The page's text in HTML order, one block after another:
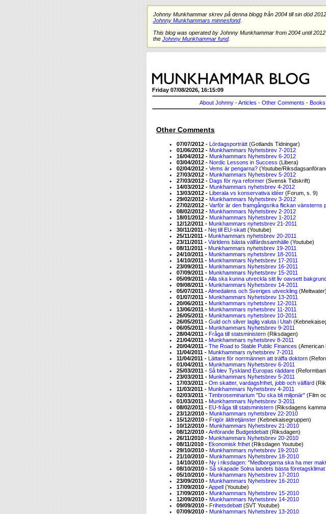
Johnny Munkhammar skrev på denna blogg från 2004 till sin död
Johnny Munkhammars minnesfond.
This blog was operated by Johnny Munkhammar from 2004 until
the Johnny Munkhammar fund.
Friday 07/08/2026, 16:15:09
About Johnny -Articles - Other Comments -
Other Comments
07/07/2012 - Lördagsporträtt (Gotlands Tidningar)
01/06/2012 - Munkhammars Nyhetsbrev 7-2012
16/04/2012 - Munkhammars Nyhetsbrev 6-2012
03/04/2012 - Nordic Lessons in Success (Libera)
02/04/2012 - Vems är pengarna? (Youtube/
27/03/2012 - Munkhammars Nyhetsbrev 5-2012
27/03/2012 - Dags för nya reformer (Svensk Tidskrift)
14/03/2012 - Munkhammars nyhetsbrev 4-2012
13/03/2012 - Liberala vs konservativa idéer (Forum, s. 9)
29/02/2012 - Munkhammars Nyhetsbrev 3-2012
27/02/2012 - Varför är den framgångsrika flickan vänsterns
08/02/2012 - Munkhammars Nyhetsbrev 2-2012
18/01/2012 - Munkhammars Nyhetsbrev 1-2012
12/12/2011 - Munkhammars nyhetsbrev 21-2011
30/11/2011 - Nej till EU-skatt (Youtube)
25/11/2011 - Munkhammars nyhetsbrev 20-2011
23/11/2011 - Världens bästa välfärdssamhälle (Youtube)
08/11/2011 - Munkhammars nyhetsbrev 19-2011
24/10/2011 - Munkhammars nyhetsbrev 18-2011
14/10/2011 - Munkhammars Nyhetsbrev 17-2011
23/09/2011 - Munkhammars Nyhetsbrev 16-2011
07/09/2011 - Munkhammars Nyhetsbrev 15-2011
05/09/2011 -Alla ska kunna utveckla sitt liv oavsett
09/08/2011 - Munkhammars Nyhetsbrev 14-2011
05/07/2011 -Almedalens och Sveriges utveckling (Meltwater)
01/07/2011 - Munkhammars Nyhetsbrev 13-2011
20/06/2011 - Munkhammars nyhetsbrev 12-2011
13/06/2011 - Munkhammars nyhetsbrev 11-2011
26/05/2011 - Munkhammars nyhetsbrev 10-2011
26/05/2011 - Guld och silver laglig valuta i Utah
06/05/2011 - Munkhammars Nyhetsbrev 9-2011
28/04/2011 - Fråga till statsministern (Riksdagen)
21/04/2011 - Munkhammars nyhetsbrev 8-2011
20/04/2011 - The Road to Stable Public Finances (American
11/04/2011 - Munkhammars nyhetsbrev 7-2011
11/04/2011 - Lättare för norrmännen att träffa doktorn
01/04/2011 - Munkhammars Nyhetsbrev 6-2011
25/03/2011 - Så blev Tyskland Europas räddare
23/03/2011 - Munkhammars Nyhetsbrev 5-2011
17/03/2011 - Om skatter, vardagsfrihet, jobb och välfärd
11/03/2011 - Munkhammars Nyhetsbrev 4-2011
02/03/2011 - Timbroseminarium "Du ska bli miljonär" (Film
01/03/2011 - Munkhammars Nyhetsbrev 3-2011
08/02/2011 - EU-fråga till statsministern (Riksdagens
23/12/2010 - Munkhammars nyhetsbrev 22-2010
15/12/2010 - Frigör äldretjänster (Kebnekaisegruppen)
10/12/2010 - Munkhammars Nyhetsbrev 21-2010
08/12/2010 -Anförande Budgetdebatt (Riksdagen)
26/11/2010 - Munkhammars Nyhetsbrev 20-2010
08/11/2010 - Ekonomisk frihet (Riksdagen Youtube)
29/10/2010 - Munkhammars nyhetsbrev 19-2010
21/10/2010 - Munkhammars Nyhetsbrev 18-2010
14/10/2010 - Ny i riksdagen: "Medborgarna ska ha mer
08/10/2010 - Så skapade Solna landets bästa företagsklimat
05/10/2010 - Munkhammars Nyhetsbrev 17-2010
23/09/2010 - Munkhammars Nyhetsbrev 16-2010
17/09/2010 -Appell (Youtube)
17/09/2010 - Munkhammars Nyhetsbrev 15-2010
12/09/2010 - Munkhammars Nyhetsbrev 14-2010
09/09/2010 - Frihetsdebatt (SVT Youtube)
07/09/2010 - Munkhammars Nyhetsbrev 13-2010